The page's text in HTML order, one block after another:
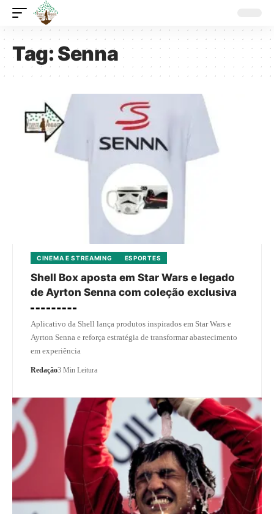
Tag:Senna
CINEMA E STREAMING ESPORTES
Shell Box aposta em Star Wars e legado
de Ayrton Senna com coleção exclusiva
Aplicativo da Shell lança produtos inspirados em Star Wars e
Ayrton Senna e reforça estratégia de transformar abastecimento
em experiência
Redação3 Min Leitura